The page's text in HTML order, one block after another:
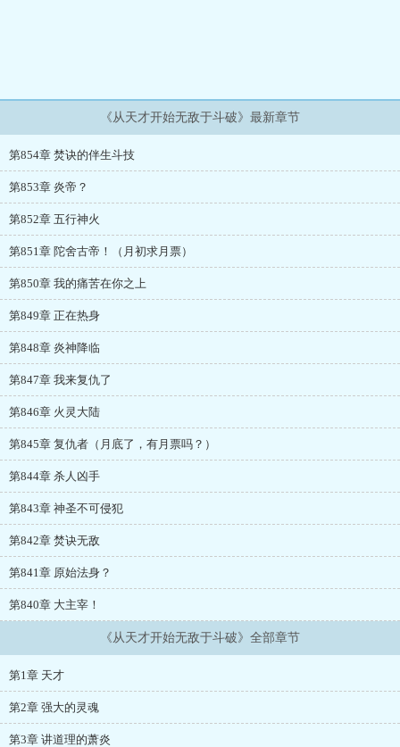
《从天才开始无敌于斗破》最新章节
第854章 焚诀的伴生斗技
第853章 炎帝？
第852章 五行神火
第851章 陀舍古帝！（月初求月票）
第850章 我的痛苦在你之上
第849章 正在热身
第848章 炎神降临
第847章 我来复仇了
第846章 火灵大陆
第845章 复仇者（月底了，有月票吗？）
第844章 杀人凶手
第843章 神圣不可侵犯
第842章 焚诀无敌
第841章 原始法身？
第840章 大主宰！
《从天才开始无敌于斗破》全部章节
第1章 天才
第2章 强大的灵魂
第3章 讲道理的萧炎